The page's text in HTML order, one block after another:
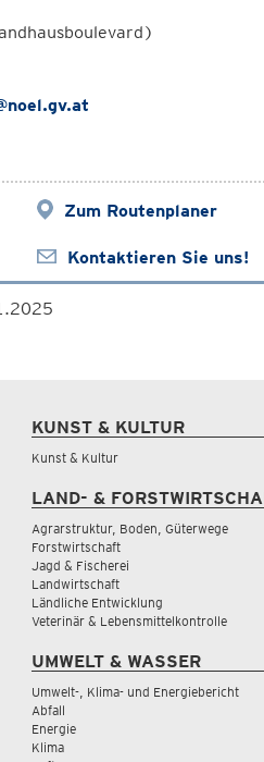
Zum Routenplaner
Kontaktieren Sie uns!
KUNST & KULTUR
Kunst & Kultur
LAND- &
Agrarstruktur, Boden, Güterwege
Forstwirtschaft
Jagd & Fischerei
Landwirtschaft
Ländliche Entwicklung
Veterinär & Lebensmittelkontrolle
UMWELT & WASSER
Umwelt-, Klima- und Energiebericht
Abfall
Energie
Klima